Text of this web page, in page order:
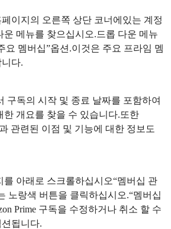
이지의 오른쪽 상단 코너에있는 계정
운 메뉴를 찾으십시오.드롭 다운 메뉴
요 멤버십”옵션.이것은 주요 프라임 멤
다.
구독의 시작 및 종료 날짜를 포함하여
한 개요를 찾을 수 있습니다.또한
관련된 이점 및 기능에 대한 정보도
를 아래로 스크롤하십시오“멤버십 관
노랑색 버튼을 클릭하십시오.“멤버십
Prime 구독을 수정하거나 취소 할 수
됩니다.